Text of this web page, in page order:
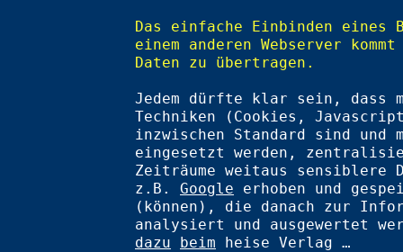
Das einfache Einbinden eines
einem anderen Webserver
Daten zu übertragen.
Jedem dürfte klar sein, dass
Techniken (Cookies,
inzwischen Standard sind und
eingesetzt werden,
Zeiträume weitaus sensiblere
z.B. Google erhoben und
(können), die danach zur
analysiert und ausgewertet
dazu
beim heise Verlag …